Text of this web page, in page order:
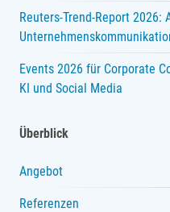
Reuters-Trend-Report 2026:
Events 2026 für Corporate
KI und Social Media
Überblick
Angebot
Referenzen